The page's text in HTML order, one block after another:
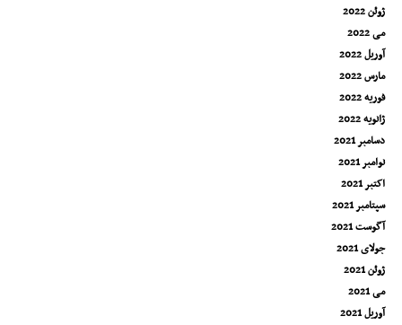
ژوئن 2022
می 2022
آوریل 2022
مارس 2022
فوریه 2022
ژانویه 2022
دسامبر 2021
نوامبر 2021
اکتبر 2021
سپتامبر 2021
آگوست 2021
جولای 2021
ژوئن 2021
می 2021
آوریل 2021